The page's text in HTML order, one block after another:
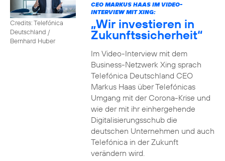
Credits: Telefónica
Deutschland /
Bernhard Huber
CEO MARKUS HAAS IM VIDEO-
INTERVIEW MIT XING:
„Wir investieren in
Zukunftssicherheit“
Im Video-Interview mit dem
Business-Netzwerk Xing sprach
Telefónica Deutschland CEO
Markus Haas über Telefónicas
Umgang mit der Corona-Krise und
wie der mit ihr einhergehende
Digitalisierungsschub die
deutschen Unternehmen und auch
Telefónica in der Zukunft
verändern wird.